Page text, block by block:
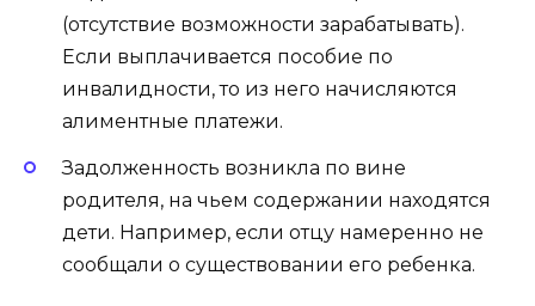
(отсутствие возможности зарабатывать).
Если выплачивается пособие по
инвалидности, то из него начисляются
алиментные платежи.
Задолженность возникла по вине
родителя, на чьем содержании находятся
дети. Например, если отцу намеренно не
сообщали о существовании его ребенка.